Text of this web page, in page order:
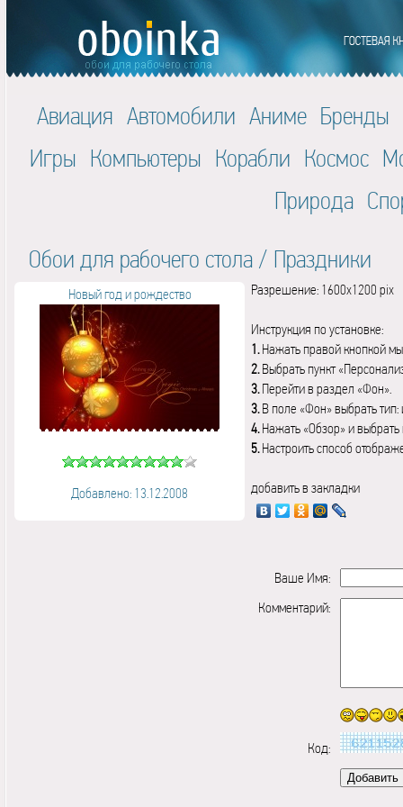
Авиация Автомобили Аниме Бренды
Игры Компьютеры Корабли Космос
Природа
Обои для рабочего стола / Праздники
Новый год и рождество
Добавлено: 13.12.2008
Разрешение: 1600x1200 pix
Инструкция по установке:
1.Нажать правой кнопкой
2.Выбрать пункт
3.Перейти в раздел «Фон».
3.В поле «Фон» выбрать
4.Нажать «Обзор» и выбрать
5.Настроить способ
добавить в закладки
Ваше Имя:
Комментарий:
Код: